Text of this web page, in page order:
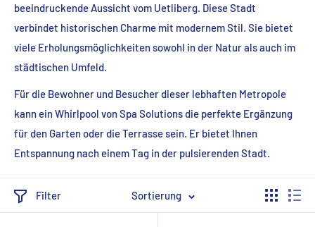
beeindruckende Aussicht vom Uetliberg. Diese Stadt
verbindet historischen Charme mit modernem Stil. Sie bietet
viele Erholungsmöglichkeiten sowohl in der Natur als auch im
städtischen Umfeld.
Für die Bewohner und Besucher dieser lebhaften Metropole
kann ein Whirlpool von Spa Solutions die perfekte Ergänzung
für den Garten oder die Terrasse sein. Er bietet Ihnen
Entspannung nach einem Tag in der pulsierenden Stadt.
Filter Sortierung